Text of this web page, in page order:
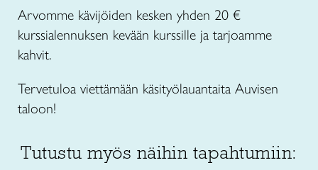
Arvomme kävijöiden kesken yhden 20 €
kurssialennuksen kevään kurssille ja tarjoamme
kahvit.
Tervetuloa viettämään käsityölauantaita Auvisen
taloon!
Tutustu myös näihin tapahtumiin: